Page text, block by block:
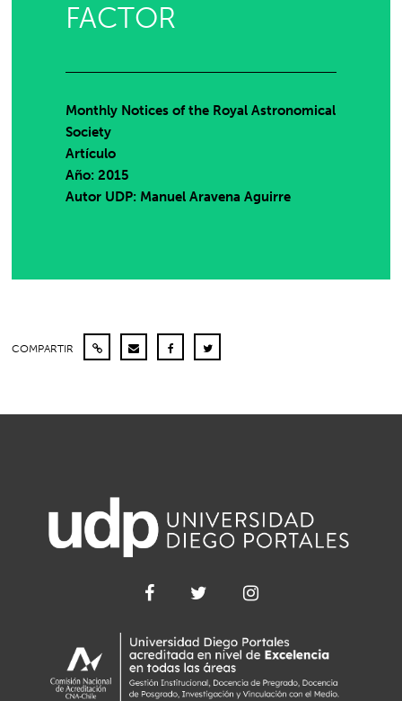
FACTOR
Monthly Notices of the Royal Astronomical
Society
Artículo
Año: 2015
Autor UDP: Manuel Aravena Aguirre
COMPARTIR